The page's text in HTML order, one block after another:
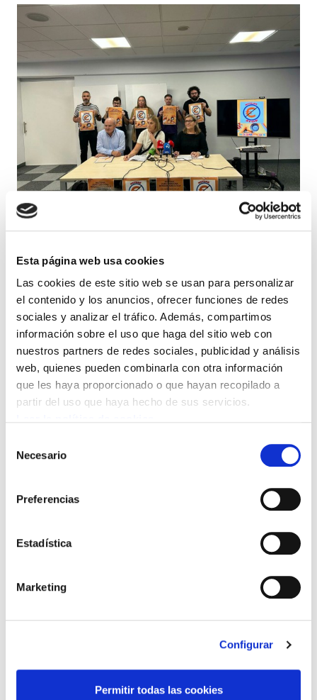
Esta página web usa cookies
Las cookies de este sitio web se usan para personalizar
el contenido y los anuncios, ofrecer funciones de redes
sociales y analizar el tráfico. Además, compartimos
información sobre el uso que haga del sitio web con
nuestros partners de redes sociales, publicidad y análisis
web, quienes pueden combinarla con otra información
que les haya proporcionado o que hayan recopilado a
partir del uso que haya hecho de sus servicios.
Necesario
Preferencias
Estadística
Marketing
Configurar
Permitir todas las cookies
OSAKIDETZA Y OSASUNBIDEA
gestionen las enfermedades comunes
ELA logra una sentencia en la Diputación de